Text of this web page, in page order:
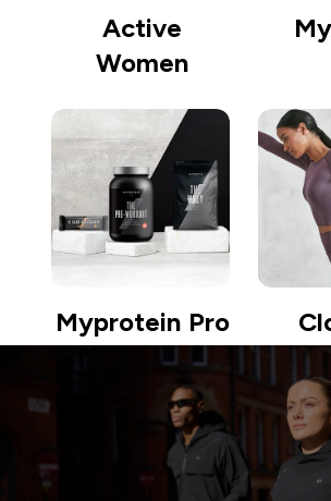
Active
Women
Myprotein Pro